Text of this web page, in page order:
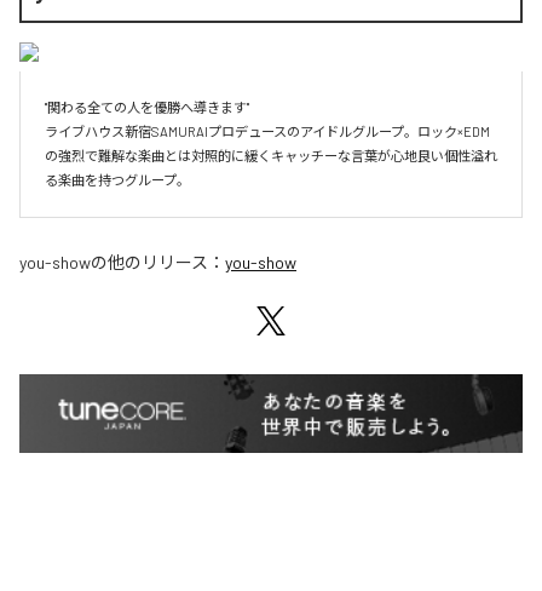
"関わる全ての人を優勝へ導きます"
ライブハウス新宿SAMURAIプロデュースのアイドルグループ。ロック×EDM
の強烈で難解な楽曲とは対照的に緩くキャッチーな言葉が心地良い個性溢れ
る楽曲を持つグループ。
you-showの他のリリース： you-show